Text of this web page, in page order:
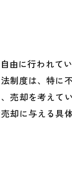
由に行われて
制度は、特に
売却を考えて
却に与える具